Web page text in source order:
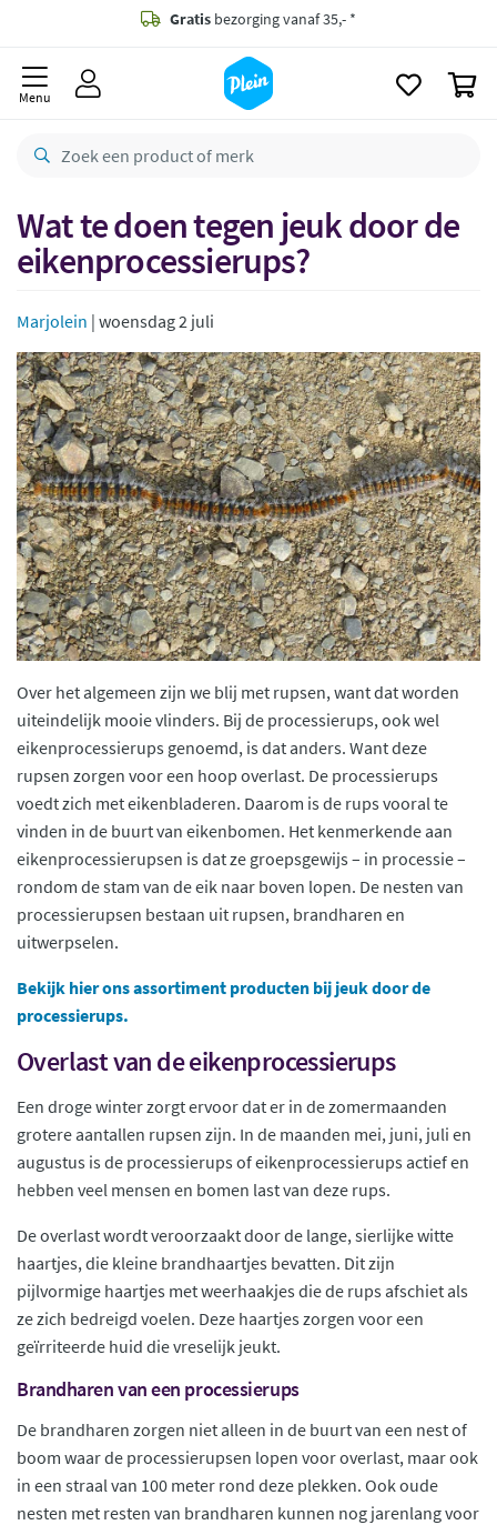
Gratis bezorging vanaf 35,- *
Bestelling uiterlijkzaterdag
retourneren
bezorgd
Betaal met Klarna
Menu
Wat te doen tegen jeuk door de
eikenprocessierups?
Marjolein | woensdag 2 juli
Over het algemeen zijn we blij met rupsen, want dat worden
uiteindelijk mooie vlinders. Bij de processierups, ook wel
eikenprocessierups genoemd, is dat anders. Want deze
rupsen zorgen voor een hoop overlast. De processierups
voedt zich met eikenbladeren. Daarom is de rups vooral te
vinden in de buurt van eikenbomen. Het kenmerkende aan
eikenprocessierupsen is dat ze groepsgewijs – in processie –
rondom de stam van de eik naar boven lopen. De nesten van
processierupsen bestaan uit rupsen, brandharen en
uitwerpselen.
Bekijk hier ons assortiment producten bij jeuk door de
processierups.
Overlast van de eikenprocessierups
Een droge winter zorgt ervoor dat er in de zomermaanden
grotere aantallen rupsen zijn. In de maanden mei, juni, juli en
augustus is de processierups of eikenprocessierups actief en
hebben veel mensen en bomen last van deze rups.
De overlast wordt veroorzaakt door de lange, sierlijke witte
haartjes, die kleine brandhaartjes bevatten. Dit zijn
pijlvormige haartjes met weerhaakjes die de rups afschiet als
ze zich bedreigd voelen. Deze haartjes zorgen voor een
geïrriteerde huid die vreselijk jeukt.
Brandharen van een processierups
De brandharen zorgen niet alleen in de buurt van een nest of
boom waar de processierupsen lopen voor overlast, maar ook
in een straal van 100 meter rond deze plekken. Ook oude
nesten met resten van brandharen kunnen nog jarenlang voor